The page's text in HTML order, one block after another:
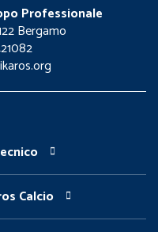
Professionale
Bergamo
Calcio